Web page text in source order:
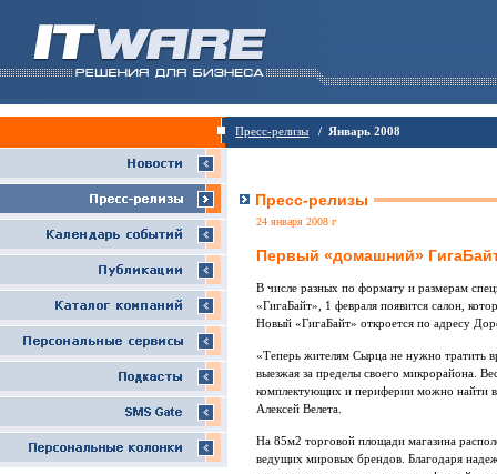
Пресс-релизы / Январь 2008
Пресс-релизы
24 января 2008 г
Первый «домашний»
В числе разных по формату и размерам
«ГигаБайт», 1 февраля появится салон,
Новый «ГигаБайт» откроется по адресу
«Теперь жителям Сырца не нужно тратить
выезжая за пределы своего микрорайона.
комплектующих и периферии можно найти
Алексей Велета.
На 85м2 торговой площади магазина
ведущих мировых брендов. Благодаря